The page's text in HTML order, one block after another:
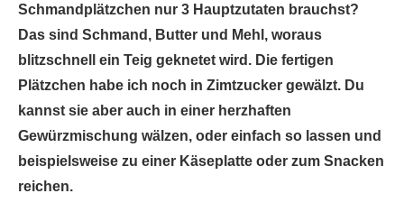
Schmandplätzchen nur 3 Hauptzutaten brauchst?
Das sind Schmand, Butter und Mehl, woraus
blitzschnell ein Teig geknetet wird. Die fertigen
Plätzchen habe ich noch in Zimtzucker gewälzt. Du
kannst sie aber auch in einer herzhaften
Gewürzmischung wälzen, oder einfach so lassen und
beispielsweise zu einer Käseplatte oder zum Snacken
reichen.